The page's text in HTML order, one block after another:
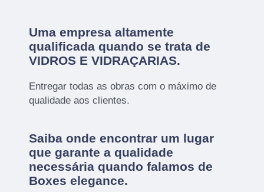
Uma empresa altamente
qualificada quando se trata de
VIDROS E VIDRAÇARIAS.
Entregar todas as obras com o máximo de
qualidade aos clientes.
Saiba onde encontrar um lugar
que garante a qualidade
necessária quando falamos de
Boxes elegance.